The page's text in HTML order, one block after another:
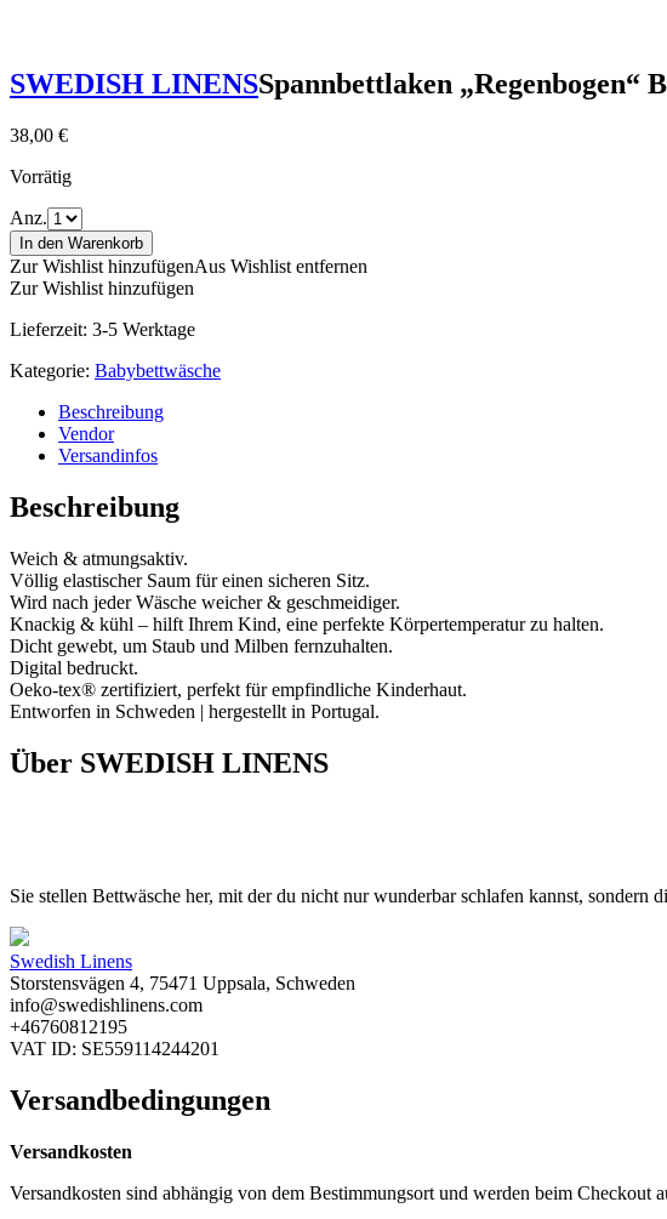
SWEDISH LINENSSpannbettlaken „Regenbogen“
38,00 €
Vorrätig
Anz.
In den Warenkorb
Zur Wishlist hinzufügenAus Wishlist entfernen
Zur Wishlist hinzufügen
Lieferzeit: 3-5 Werktage
Kategorie: Babybettwäsche
Beschreibung
Vendor
Versandinfos
Beschreibung
Weich & atmungsaktiv.
Völlig elastischer Saum für einen sicheren Sitz.
Wird nach jeder Wäsche weicher & geschmeidiger.
Knackig & kühl – hilft Ihrem Kind, eine perfekte Körpertemperatur zu halten.
Dicht gewebt, um Staub und Milben fernzuhalten.
Digital bedruckt.
Oeko-tex® zertifiziert, perfekt für empfindliche Kinderhaut.
Entworfen in Schweden | hergestellt in Portugal.
Über SWEDISH LINENS
Sie stellen Bettwäsche her, mit der du nicht nur wunderbar schlafen kannst,
Swedish Linens
Storstensvägen 4, 75471 Uppsala, Schweden
info@swedishlinens.com
+46760812195
VAT ID: SE559114244201
Versandbedingungen
Versandkosten
Versandkosten sind abhängig von dem Bestimmungsort und werden beim Checkout